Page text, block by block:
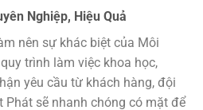
Nghiệp, Hiệu Quả
nên sự khác biệt của Môi
trình làm việc khoa học,
yêu cầu từ khách hàng, đội
Phát sẽ nhanh chóng có mặt để